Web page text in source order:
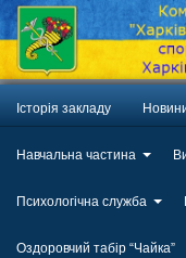
Історія закладу
Навчальна частина
Психологічна служба
Оздоровчий табір “Чайка”